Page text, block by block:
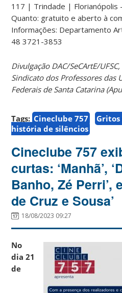
117 | Trindade | Florianópolis
Quanto: gratuito e aberto à
Informações: Departamento
48 3721-3853
Divulgação DAC/SeCArtE/
Sindicato dos Professores das
Federais de Santa Catarina
Tags: Cineclube 757 Gritos
história de silêncios
Cineclube 757
curtas: ‘Manhã’,
Banho, Zé Perri’,
de Cruz e Sousa’
18/08/2023 09:27
No
dia 21
de